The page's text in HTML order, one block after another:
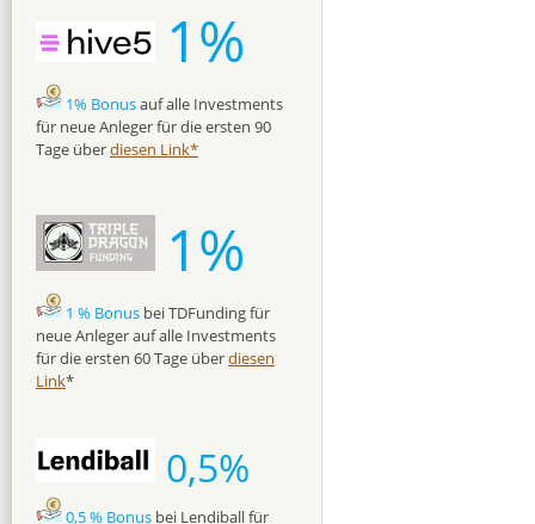
1%
1% Bonusauf alle Investments
für neue Anleger für die ersten 90
Tage überdiesen Link*
1%
1 % Bonus bei TDFunding für
neue Anleger auf alle Investments
für die ersten 60 Tage überdiesen
Link*
0,5%
0,5 % Bonus bei Lendiball für